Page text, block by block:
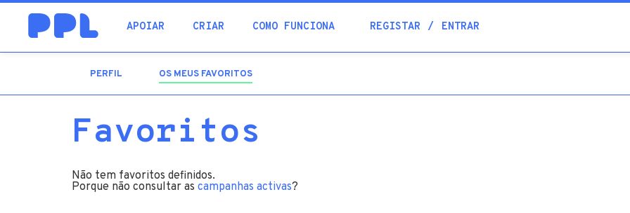
APOIAR CRIAR COMO FUNCIONA REGISTAR ENTRAR
procura
PERFIL OS MEUS FAVORITOS
Favoritos
Não tem favoritos definidos.
Porque não consultar as campanhas activas?